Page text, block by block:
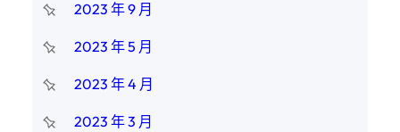
2023 年 9 月
2023 年 5 月
2023 年 4 月
2023 年 3 月